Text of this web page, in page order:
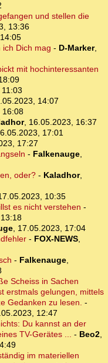
und stellen die
13:36
Dich mag - D-Marker,
mit hochinteressanten
14:07
16:08
, 16.05.2023, 16:37
17:01
17:27
- Falkenauge,
oder?- Kaladhor,
10:35
es nicht verstehen -
, 17.05.2023, 17:04
- FOX-NEWS,
- Falkenauge,
Scheiss in Sachen
erstmals gelungen, mittels
Gedanken zu lesen. -
12:47
Du kannst an der
TV-Gerätes ...
- Beo2
im materiellen